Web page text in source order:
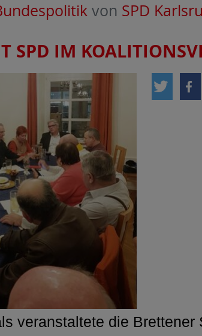
von SPD
SPD IM
veranstaltete die